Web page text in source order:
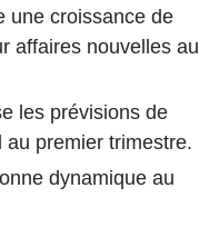
une croissance de
affaires nouvelles au
les prévisions de
premier trimestre.
dynamique au